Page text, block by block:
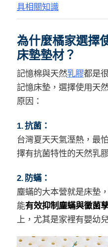
具相關知識
為什麼橘家選擇
床墊墊材？
記憶棉與天然乳膠都是
記憶床墊，選擇使用天
原因：
1. 抗菌：
台灣夏天天氣溼熱，最
擇有抗菌特性的天然乳
2. 防蟎：
塵蟎的大本營就是床墊
能有效抑制塵蟎與黴菌
上，尤其是家裡有嬰幼